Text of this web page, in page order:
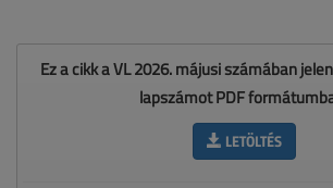
Ez a cikk a VL 2026. májusi számában
lapszámot PDF
LETÖLTÉS